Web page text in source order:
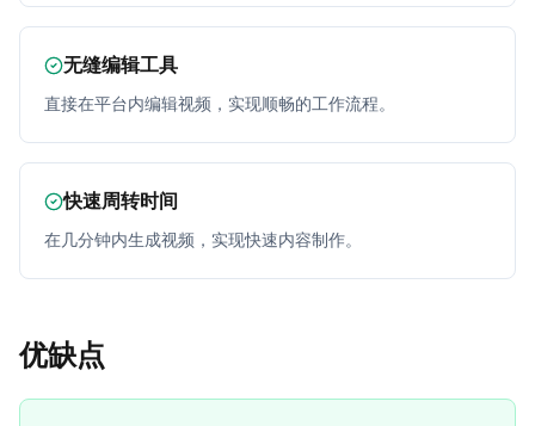
无缝编辑工具
直接在平台内编辑视频，实现顺畅的工作流程。
快速周转时间
在几分钟内生成视频，实现快速内容制作。
优缺点